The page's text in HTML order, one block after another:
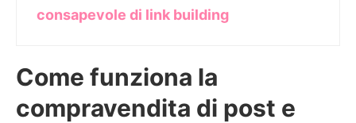
consapevole di link building
Come funziona la
compravendita di post e